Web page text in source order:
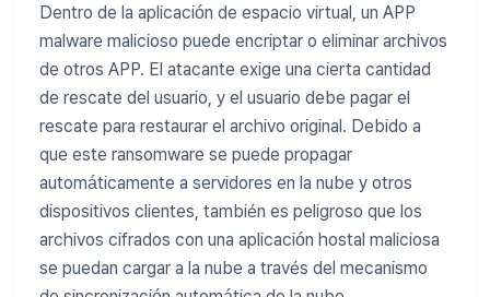
Dentro de la aplicación de espacio virtual, un APP
malware malicioso puede encriptar o eliminar archivos
de otros APP. El atacante exige una cierta cantidad
de rescate del usuario, y el usuario debe pagar el
rescate para restaurar el archivo original. Debido a
que este ransomware se puede propagar
automáticamente a servidores en la nube y otros
dispositivos clientes, también es peligroso que los
archivos cifrados con una aplicación hostal maliciosa
se puedan cargar a la nube a través del mecanismo